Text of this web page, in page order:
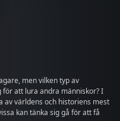
men vilken typ av
att lura andra människor? I
av världens och historiens mest
kan tänka sig gå för att få